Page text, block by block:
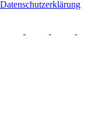
Datenschutzerklärung